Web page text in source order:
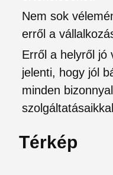
Nem sok
erről a
Erről a helyről jó
jelenti, hogy jól
minden
Térkép